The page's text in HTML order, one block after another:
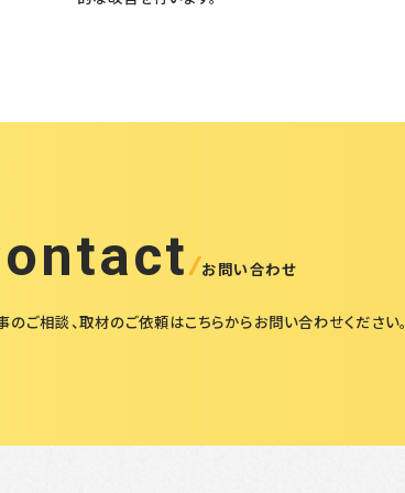
お問い合わせ
のご相談、取材のご依頼はこちらからお問い合わせください。